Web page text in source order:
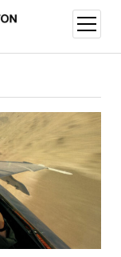
Menü
öffnen